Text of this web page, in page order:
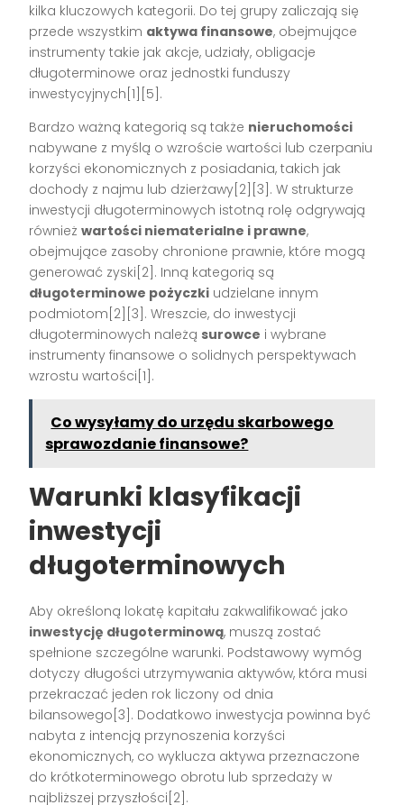
kilka kluczowych kategorii. Do tej grupy zaliczają się
przede wszystkim aktywa finansowe, obejmujące
instrumenty takie jak akcje, udziały, obligacje
długoterminowe oraz jednostki funduszy
inwestycyjnych[1][5].
Bardzo ważną kategorią są także nieruchomości
nabywane z myślą o wzroście wartości lub czerpaniu
korzyści ekonomicznych z posiadania, takich jak
dochody z najmu lub dzierżawy[2][3]. W strukturze
inwestycji długoterminowych istotną rolę odgrywają
równieżwartości niematerialne i prawne,
obejmujące zasoby chronione prawnie, które mogą
generować zyski[2]. Inną kategorią są
długoterminowe pożyczki udzielane innym
podmiotom[2][3]. Wreszcie, do inwestycji
długoterminowych należą surowce i wybrane
instrumenty finansowe o solidnych perspektywach
wzrostu wartości[1].
Co wysyłamy do urzędu skarbowego
sprawozdanie finansowe?
Warunki klasyfikacji
inwestycji
długoterminowych
Aby określoną lokatę kapitału zakwalifikować jako
inwestycję długoterminową, muszą zostać
spełnione szczególne warunki. Podstawowy wymóg
dotyczy długości utrzymywania aktywów, która musi
przekraczać jeden rok liczony od dnia
bilansowego[3]. Dodatkowo inwestycja powinna być
nabyta z intencją przynoszenia korzyści
ekonomicznych, co wyklucza aktywa przeznaczone
do krótkoterminowego obrotu lub sprzedaży w
najbliższej przyszłości[2].